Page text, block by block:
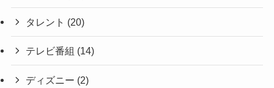
タレント (20)
テレビ番組 (14)
ディズニー (2)